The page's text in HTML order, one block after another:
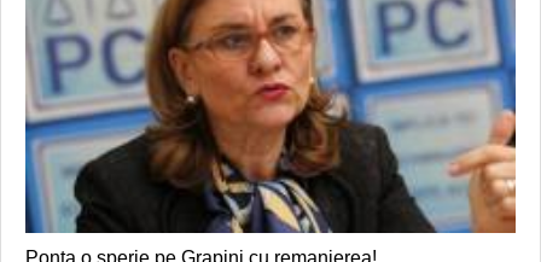
Ponta o sperie pe Grapini cu remanierea!